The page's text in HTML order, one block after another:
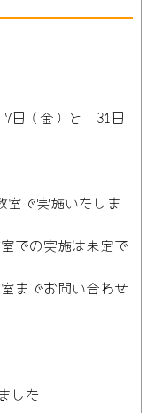
日（金）と 31日
室で実施いたしま
での実施は未定で
までお問い合わせ
した